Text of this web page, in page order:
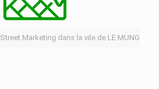
Street Marketing dans la vile de LE MUNG